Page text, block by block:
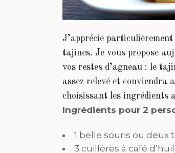
J’apprécie
tajines. Je vous propose
vos restes d’agneau : le
assez relevé et conviendra
choisissant les ingrédients
Ingrédients pour 2
1 belle souris ou deux
3 cuillères à café